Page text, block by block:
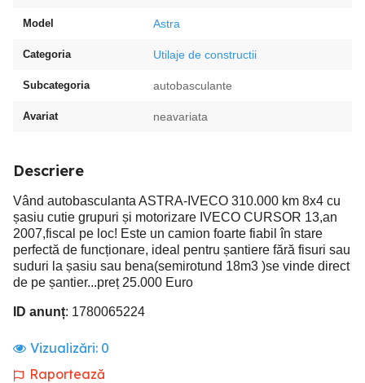
Model Astra
Categoria Utilaje de constructii
Subcategoria autobasculante
Avariat neavariata
Descriere
Vând autobasculanta ASTRA-IVECO 310.000 km 8x4 cu
șasiu cutie grupuri și motorizare IVECO CURSOR 13,an
2007,fiscal pe loc! Este un camion foarte fiabil în stare
perfectă de funcționare, ideal pentru șantiere fără fisuri sau
suduri la șasiu sau bena(semirotund 18m3 )se vinde direct
de pe șantier...preț 25.000 Euro
ID anunț: 1780065224
Vizualizări: 0
Raportează